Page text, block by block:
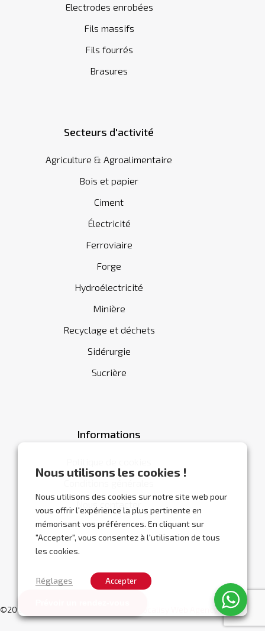
Nous utilisons les cookies !
Nous utilisons des cookies sur notre site web pour
vous offrir l'expérience la plus pertinente en
mémorisant vos préférences. En cliquant sur
"Accepter", vous consentez à l'utilisation de tous
les cookies.
Réglages Accepter
Electrodes enrobées
Fils massifs
Fils fourrés
Brasures
Secteurs d'activité
Agriculture & Agroalimentaire
Bois et papier
Ciment
Électricité
Ferroviaire
Forge
Hydroélectricité
Minière
Recyclage et déchets
Sidérurgie
Sucrière
Informations
Nous contacter
©2026 Abracor. Localisy Web Agency